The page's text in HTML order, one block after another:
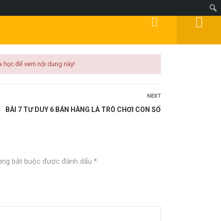
Đăng Nhập
MIỄN PHÍ
học để xem nội dung này!
NEXT
BÀI 7 TƯ DUY 6 BÁN HÀNG LÀ TRÒ CHƠI CON SỐ
bắt buộc được đánh dấu *